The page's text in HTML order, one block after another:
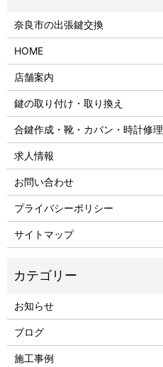
奈良市の出張鍵交換
HOME
店舗案内
鍵の取り付け・取り換え
合鍵作成・靴・カバン・時計修理
求人情報
お問い合わせ
プライバシーポリシー
サイトマップ
お知らせ
ブログ
施工事例